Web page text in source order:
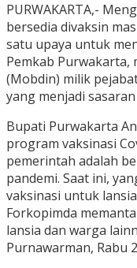
PURWAKARTA,-
bersedia divaksin
satu upaya untuk
Pemkab Purwakarta,
(Mobdin) milik
yang menjadi
Bupati Purwakarta
program vaksinasi
pemerintah adalah
pandemi. Saat ini,
vaksinasi untuk
Forkopimda
lansia dan warga
Purnawarman, Rabu